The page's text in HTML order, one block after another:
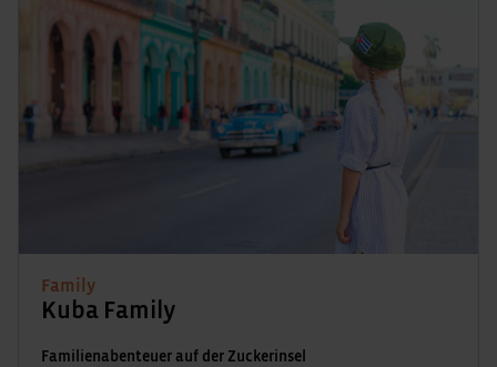
Family
Kuba Family
Familienabenteuer auf der Zuckerinsel